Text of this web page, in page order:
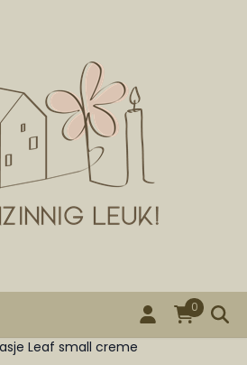
0
Leaf small creme